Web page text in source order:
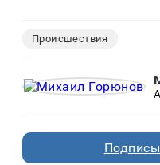
Происшествия